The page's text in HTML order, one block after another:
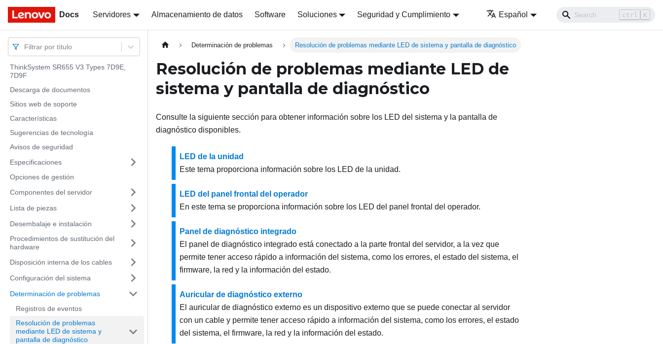
Docs Servidores Almacenamiento de datos Software Soluciones Seguridad y Cumplimiento Español ctrl K
Docs
Filtrar por título
ThinkSystem SR655 V3 Types 7D9E,
7D9F
Descarga de documentos
Sitios web de soporte
Características
Sugerencias de tecnología
Avisos de seguridad
Especificaciones
Opciones de gestión
Componentes del servidor
Lista de piezas
Desembalaje e instalación
Procedimientos de sustitución del
hardware
Disposición interna de los cables
Configuración del sistema
Determinación de problemas
Registros de eventos
Resolución de problemas
mediante LED de sistema y
pantalla de diagnóstico
Determinación de problemas Resolución de problemas mediante LED de sistema y pantalla de diagnóstico
Resolución de problemas mediante LED de
sistema y pantalla de diagnóstico
Consulte la siguiente sección para obtener información sobre los LED del sistema y la pantalla de
diagnóstico disponibles.
LED de la unidad
Este tema proporciona información sobre los LED de la unidad.
LED del panel frontal del operador
En este tema se proporciona información sobre los LED del panel frontal del operador.
Panel de diagnóstico integrado
El panel de diagnóstico integrado está conectado a la parte frontal del servidor, a la vez que
permite tener acceso rápido a información del sistema, como los errores, el estado del sistema, el
firmware, la red y la información del estado.
Auricular de diagnóstico externo
El auricular de diagnóstico externo es un dispositivo externo que se puede conectar al servidor
con un cable y permite tener acceso rápido a información del sistema, como los errores, el estado
del sistema, el firmware, la red y la información del estado.